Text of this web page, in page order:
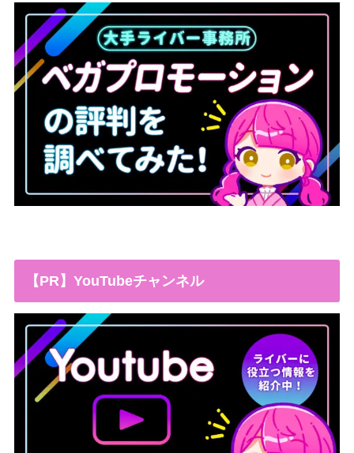
【PR】YouTubeチャンネル